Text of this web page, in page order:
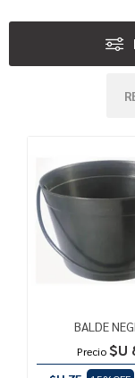
BALDE
Precio $U